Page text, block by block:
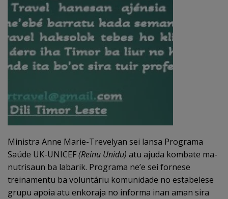
Ministra Anne Marie-Trevelyan sei lansa Programa
Saúde UK-UNICEF(Reinu Unidu) atu ajuda kombate ma-
nutrisaun ba labarik. Programa ne’e sei fornese
treinamentu ba voluntáriu komunidade no estabelese
grupu apoia atu enkoraja no informa inan aman sira